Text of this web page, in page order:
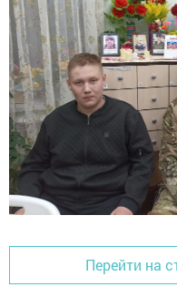
Перейти на